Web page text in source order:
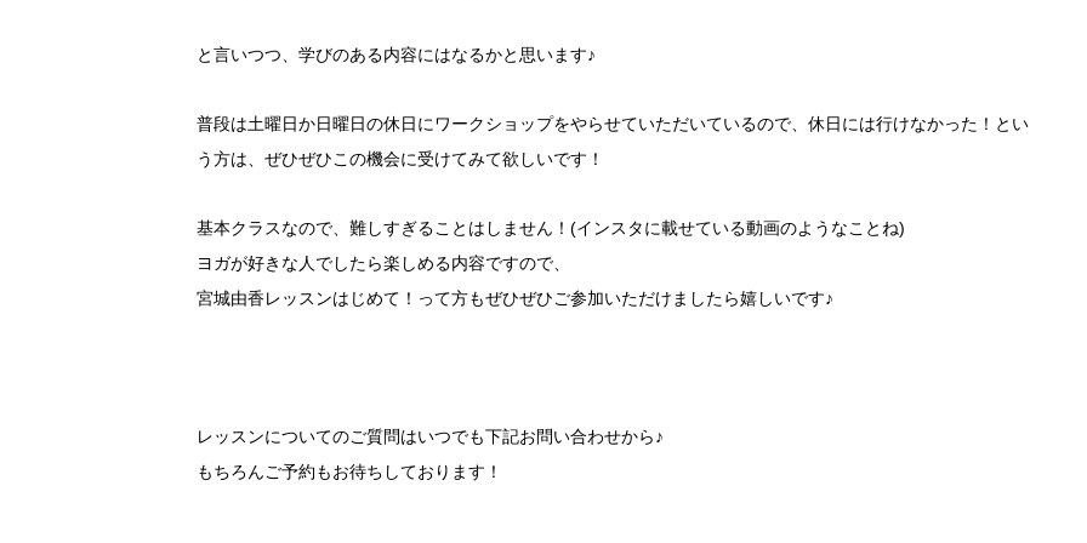
と言いつつ、学びのある内容にはなるかと思います♪
普段は土曜日か日曜日の休日にワークショップをやらせていただいているので、休日には行けなかった！とい
う方は、ぜひぜひこの機会に受けてみて欲しいです！
基本クラスなので、難しすぎることはしません！(インスタに載せている動画のようなことね)
ヨガが好きな人でしたら楽しめる内容ですので、
宮城由香レッスンはじめて！って方もぜひぜひご参加いただけましたら嬉しいです♪
レッスンについてのご質問はいつでも下記お問い合わせから♪
もちろんご予約もお待ちしております！